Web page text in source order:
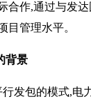
,通过与发达
目管理水平。
背景
包的模式,电